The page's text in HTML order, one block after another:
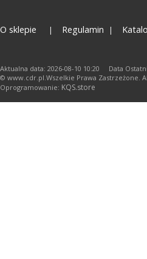
O sklepie Regulamin
Aktualna data: 2026-08-10 10:20 Data
© www.cdr.pl.Wszelkie Prawa Zastrzeżone.
Oprogramowanie: KQS.store